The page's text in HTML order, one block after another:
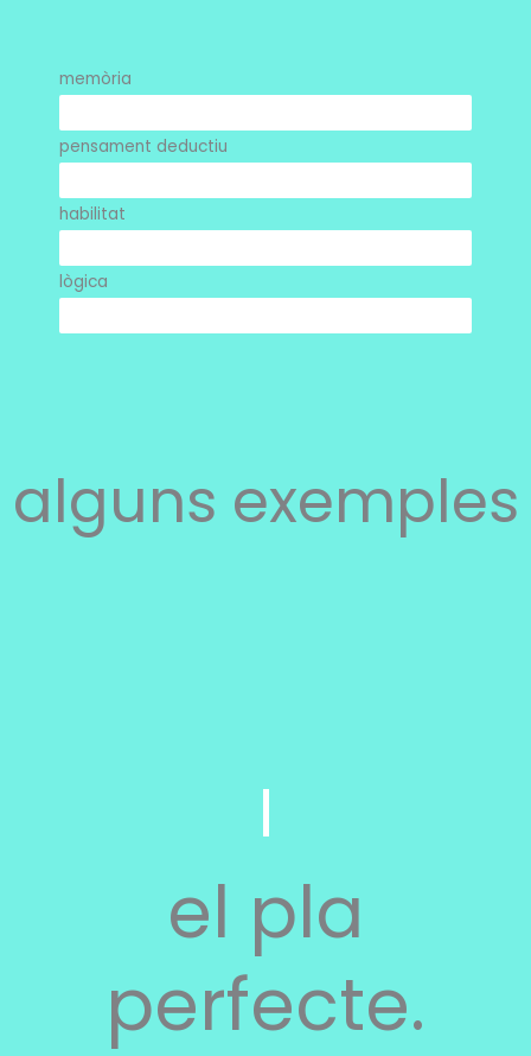
memòria
pensament deductiu
habilitat
lògica
alguns exemples
el pla
perfecte.